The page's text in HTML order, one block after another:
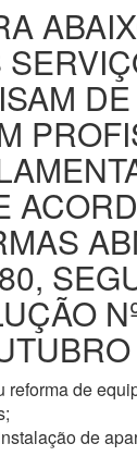
reforma de
de